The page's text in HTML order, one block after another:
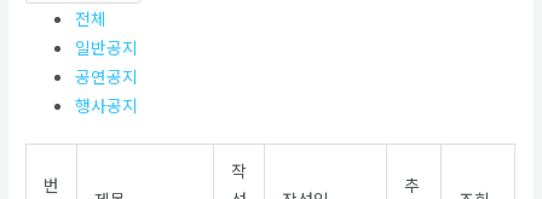
전체
일반공지
공연공지
행사공지
번
작
추